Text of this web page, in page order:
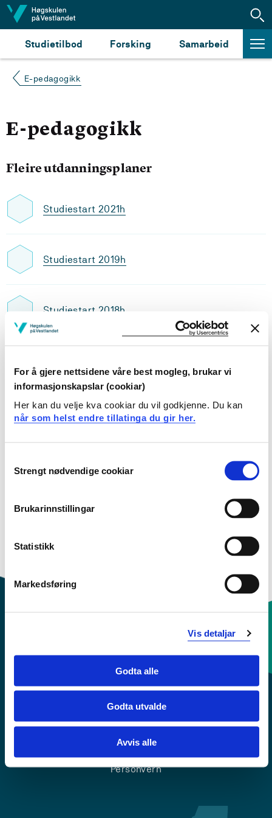
For å gjere nettsidene våre best mogleg, brukar vi
informasjonskapslar (cookiar)
Her kan du velje kva cookiar du vil godkjenne. Du kan
når som helst endre tillatinga du gir her.
Selection
Strengt nødvendige cookiar
Brukarinnstillingar
Statistikk
Markedsføring
Vis detaljar
Godta alle
Godta utvalde
Avvis alle
Hopp til innhald
Studietilbod Forsking Samarbeid
E-pedagogikk
E-pedagogikk
Fleire utdanningsplaner
Studiestart 2021h
Studiestart 2019h
Studiestart 2018h
Studiestart 2016h
Studiestart 2014h
Krise- og beredskapsnummer
Tilgjengelegheitserklæring
Personvern